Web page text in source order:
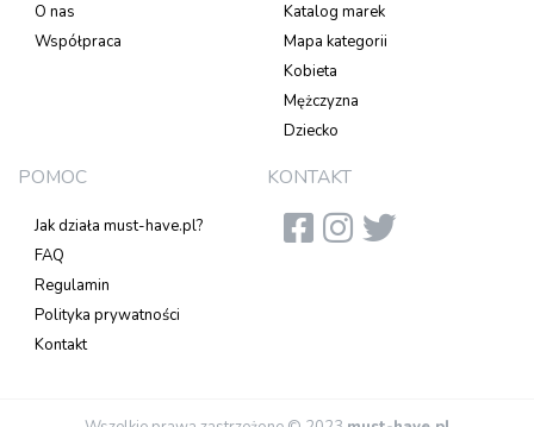
O nas
Współpraca
Katalog marek
Mapa kategorii
Kobieta
Mężczyzna
Dziecko
POMOC
Jak działa must-have.pl?
FAQ
Regulamin
Polityka prywatności
Kontakt
KONTAKT